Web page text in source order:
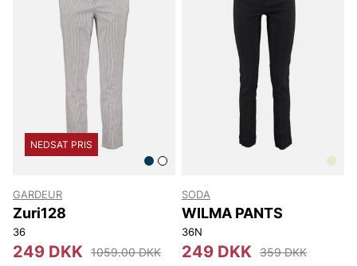
NEDSAT PRIS
GARDEUR
Zuri128
36
249 DKK 1059.00 DKK
SODA
WILMA PANTS
36N
249 DKK 359 DKK